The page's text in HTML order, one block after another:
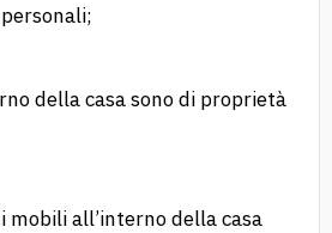
della casa sono di proprietà
mobili all’interno della casa